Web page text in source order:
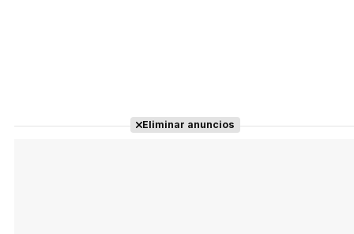
Eliminar anuncios